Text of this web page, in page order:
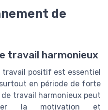
de
travail harmonieux
travail positif est essentiel
en période de forte
travail harmonieux peut
la motivation et